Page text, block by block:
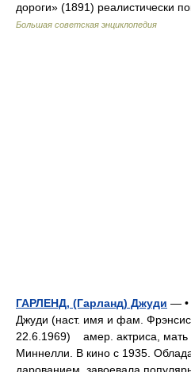
дороги» (1891) реалистически
Большая советская энциклопедия
ГАРЛЕНД, (Гарланд) Джуди — •
Джуди (наст. имя и фам.
22.6.1969) амер. актриса, мать
Миннелли. В кино с 1935.